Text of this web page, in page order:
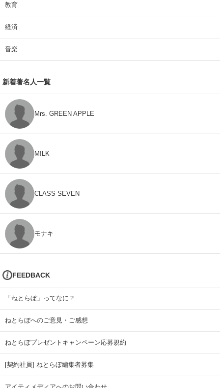
教育
経済
音楽
新着著名人一覧
Mrs. GREEN APPLE
M!LK
CLASS SEVEN
モナキ
FEEDBACK
「ねとらぼ」ってなに？
ねとらぼへのご意見・ご感想
ねとらぼプレゼントキャンペーン応募規約
[契約社員] ねとらぼ編集者募集